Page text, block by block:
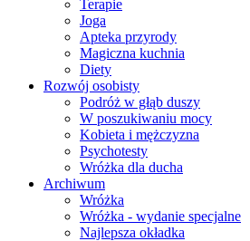
Terapie
Joga
Apteka przyrody
Magiczna kuchnia
Diety
Rozwój osobisty
Podróż w głąb duszy
W poszukiwaniu mocy
Kobieta i mężczyzna
Psychotesty
Wróżka dla ducha
Archiwum
Wróżka
Wróżka - wydanie specjalne
Najlepsza okładka